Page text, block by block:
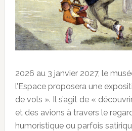
2026 au 3 janvier 2027, le
l’Espace proposera une
de vols ». Il s’agit de «
et des avions à travers le
humoristique ou parfois